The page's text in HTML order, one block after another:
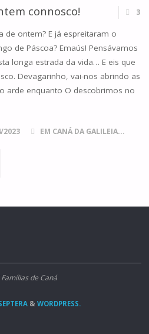
connosco! 3
de ontem? E já espreitaram o
de Páscoa? Emaús! Pensávamos
longa estrada da vida… E eis que
Devagarinho, vai-nos abrindo as
arde enquanto O descobrimos no
2023 EM CANÁ DA GALILEIA...
de Caná
& WORDPRESS.